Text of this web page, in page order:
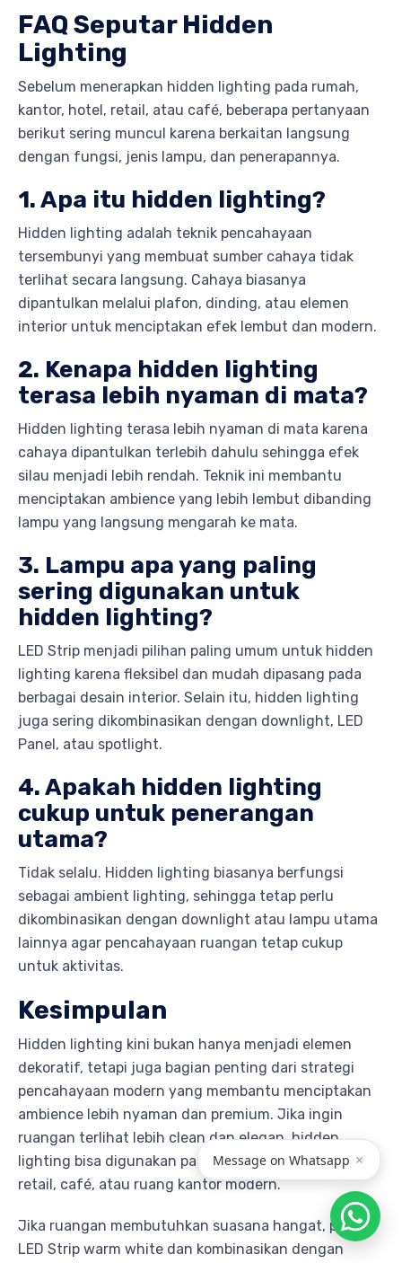
FAQ Seputar Hidden
Lighting
Sebelum menerapkan hidden lighting pada rumah,
kantor, hotel, retail, atau café, beberapa pertanyaan
berikut sering muncul karena berkaitan langsung
dengan fungsi, jenis lampu, dan penerapannya.
1. Apa itu hidden lighting?
Hidden lighting adalah teknik pencahayaan
tersembunyi yang membuat sumber cahaya tidak
terlihat secara langsung. Cahaya biasanya
dipantulkan melalui plafon, dinding, atau elemen
interior untuk menciptakan efek lembut dan modern.
2. Kenapa hidden lighting
terasa lebih nyaman di mata?
Hidden lighting terasa lebih nyaman di mata karena
cahaya dipantulkan terlebih dahulu sehingga efek
silau menjadi lebih rendah. Teknik ini membantu
menciptakan ambience yang lebih lembut dibanding
lampu yang langsung mengarah ke mata.
3. Lampu apa yang paling
sering digunakan untuk
hidden lighting?
LED Strip menjadi pilihan paling umum untuk hidden
lighting karena fleksibel dan mudah dipasang pada
berbagai desain interior. Selain itu, hidden lighting
juga sering dikombinasikan dengan downlight, LED
Panel, atau spotlight.
4. Apakah hidden lighting
cukup untuk penerangan
utama?
Tidak selalu. Hidden lighting biasanya berfungsi
sebagai ambient lighting, sehingga tetap perlu
dikombinasikan dengan downlight atau lampu utama
lainnya agar pencahayaan ruangan tetap cukup
untuk aktivitas.
Kesimpulan
Hidden lighting kini bukan hanya menjadi elemen
dekoratif, tetapi juga bagian penting dari strategi
pencahayaan modern yang membantu menciptakan
ambience lebih nyaman dan premium. Jika ingin
ruangan terlihat lebih clean dan elegan, hidden
lighting bisa digunakan pada ceiling, koridor, lobby,
retail, café, atau ruang kantor modern.
Jika ruangan membutuhkan suasana hangat, pilih
LED Strip warm white dan kombinasikan dengan
Message on Whatsapp ×